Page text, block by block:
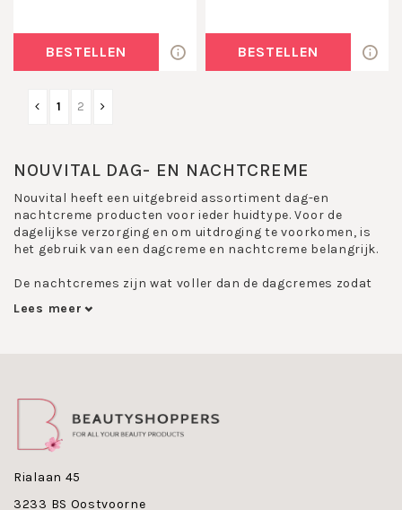
BESTELLEN BESTELLEN
1 2
NOUVITAL DAG- EN NACHTCREME
Nouvital heeft een uitgebreid assortiment dag-en
nachtcreme producten voor ieder huidtype. Voor de
dagelijkse verzorging en om uitdroging te voorkomen, is
het gebruik van een dagcreme en nachtcreme belangrijk.
De nachtcremes zijn wat voller dan de dagcremes zodat
gedurende de nacht. Zorg er wel voor dat je de huid goed
Nouvital dag- en nachtcremes zijn allemaal:
Hypoallergeen
Allergeenvrij geparfumeerd
Lees meer
Rialaan 45
3233 BS Oostvoorne